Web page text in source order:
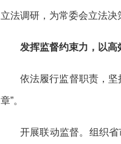
立法调研，为常委会立法决
发挥监督约束力，以
依法履行监督职责，
章”。
开展联动监督。组织